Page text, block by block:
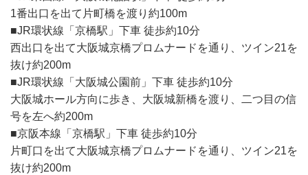
1番出口を出て片町橋を渡り約100m
■JR環状線「京橋駅」下車 徒歩約10分
西出口を出て大阪城京橋プロムナードを通り、ツイン21を
抜け約200m
■JR環状線「大阪城公園前」下車 徒歩約10分
大阪城ホール方向に歩き、大阪城新橋を渡り、二つ目の信
号を左へ約200m
■京阪本線「京橋駅」下車 徒歩約10分
片町口を出て大阪城京橋プロムナードを通り、ツイン21を
抜け約200m